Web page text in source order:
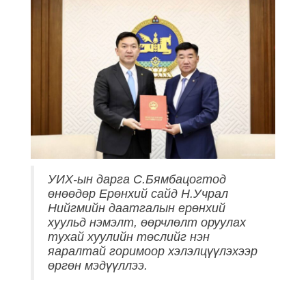
УИХ-ын дарга С.Бямбацогтод
өнөөдөр Ерөнхий сайд Н.Учрал
Нийгмийн даатгалын ерөнхий
хуульд нэмэлт, өөрчлөлт оруулах
тухай хуулийн төслийг нэн
яаралтай горимоор хэлэлцүүлэхээр
өргөн мэдүүллээ.